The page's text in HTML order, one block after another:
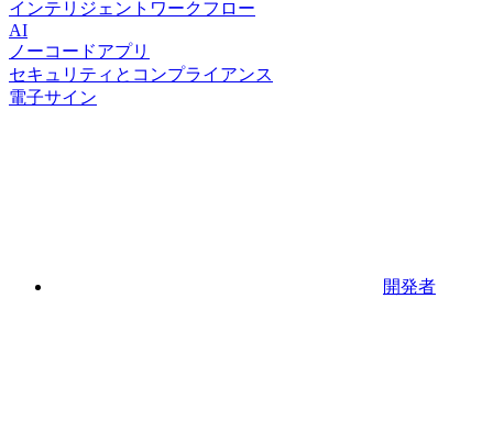
インテリジェントワークフロー
AI
ノーコードアプリ
セキュリティとコンプライアンス
電子サイン
開発者